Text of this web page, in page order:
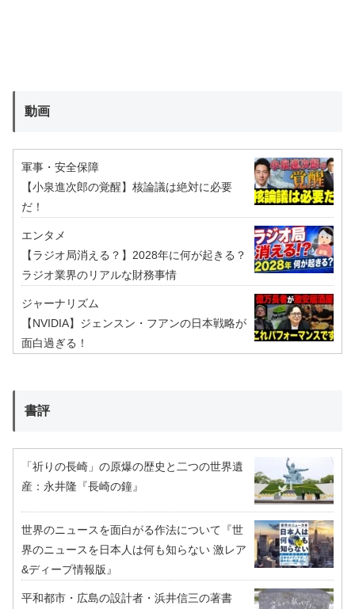
動画
軍事・安全保障
【小泉進次郎の覚醒】核論議は絶対に必要
だ！
エンタメ
【ラジオ局消える？】2028年に何が起きる？
ラジオ業界のリアルな財務事情
ジャーナリズム
【NVIDIA】ジェンスン・フアンの日本戦略が
面白過ぎる！
書評
「祈りの長崎」の原爆の歴史と二つの世界遺
産：永井隆『長崎の鐘』
世界のニュースを面白がる作法について『世
界のニュースを日本人は何も知らない 激レア
&ディープ情報版』
平和都市・広島の設計者・浜井信三の著書